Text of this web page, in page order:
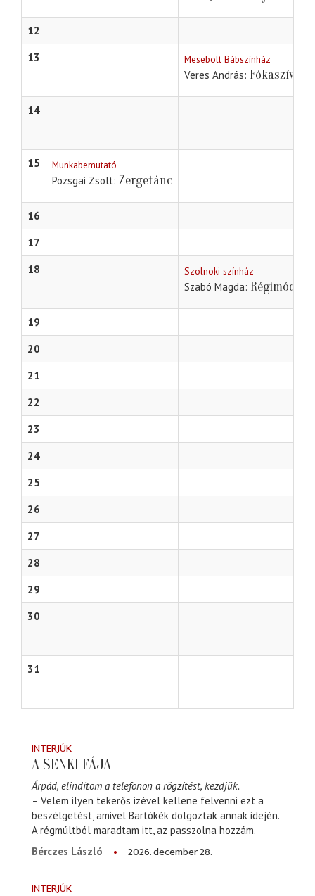
12
13
Mesebolt Bábszínház
Veres András Fókaszív
14
15 Munkabemutató
Pozsgai Zsolt Zergetánc
16
17
18
Szolnoki színház
Szabó Magda Régimódi
19
20
21
22
23
24
25
26
27
28
29
30
31
INTERJÚK
A SENKI FÁJA
Árpád, elindítom a telefonon a rögzítést, kezdjük.
– Velem ilyen tekerős izével kellene felvenni ezt a
beszélgetést, amivel Bartókék dolgoztak annak idején.
A régmúltból maradtam itt, az passzolna hozzám.
Bérczes László
2026. december 28.
INTERJÚK